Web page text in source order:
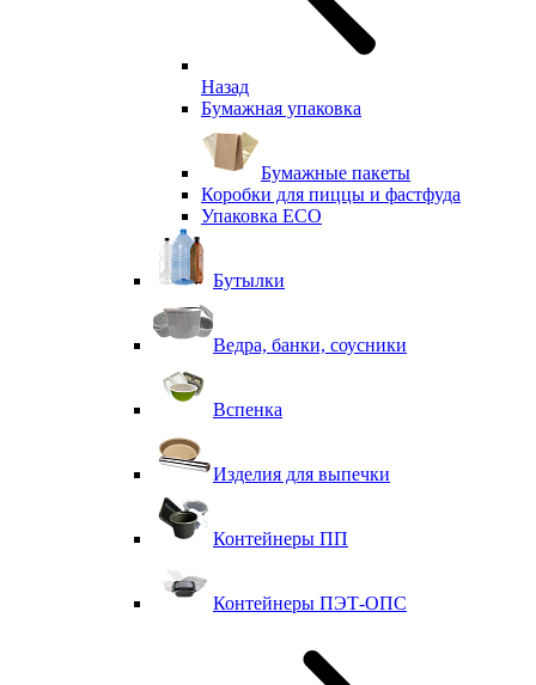
Назад
Бумажная упаковка
Бумажные пакеты
Коробки для пиццы и фастфуда
Упаковка ECO
Бутылки
Ведра, банки, соусники
Вспенка
Изделия для выпечки
Контейнеры ПП
Контейнеры ПЭТ-ОПС